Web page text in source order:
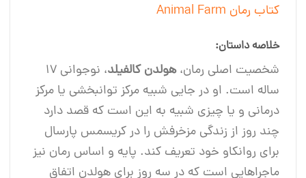
کتاب رمان Animal Farm
خلاصه داستان:
شخصیت اصلی رمان،هولدن کالفیلد
، نوجوانی ۱۷
ساله‌ است. او در جایی شبیه مرکز توانبخشی یا مرکز
درمانی و یا چیزی شبیه به این است که قصد دارد
چند روز از زندگی مزخرفش را در کریسمس پارسال
برای روانکاو خود تعریف کند. پایه و اساس رمان نیز
ماجراهایی است که در سه روز برای هولدن اتفاق